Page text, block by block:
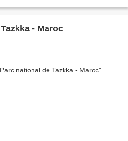
- Maroc